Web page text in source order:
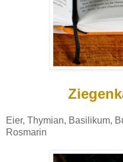
Eier, Thymian, Basilikum,
Rosmarin